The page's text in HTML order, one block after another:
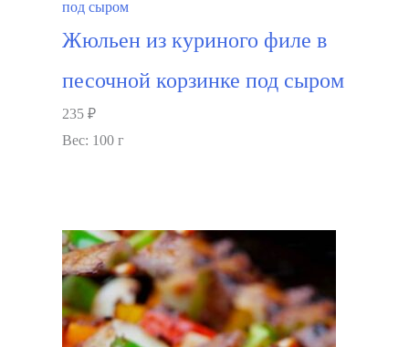
Жюльен из куриного филе в
песочной корзинке под сыром
235 ₽
Вес: 100 г